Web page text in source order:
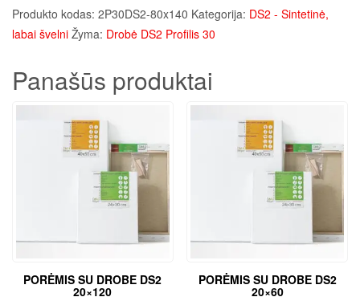
Produkto kodas: 2P30DS2-80x140 Kategorija: DS2 - Sintetinė,
labai švelni Žyma: Drobė DS2 Profilis 30
Panašūs produktai
PORĖMIS SU DROBE DS2
20×120
PORĖMIS SU DROBE DS2
20×60